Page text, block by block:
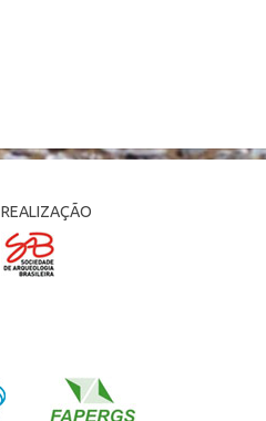
REALIZAÇÃO